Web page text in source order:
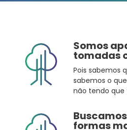
Somos
tomadas
Pois sabemos
sabemos o
não tendo que
formas